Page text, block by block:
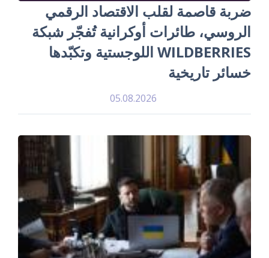
ضربة قاصمة لقلب الاقتصاد الرقمي
الروسي، طائرات أوكرانية تُفجّر شبكة
WILDBERRIES اللوجستية وتكبّدها
خسائر تاريخية
05.08.2026